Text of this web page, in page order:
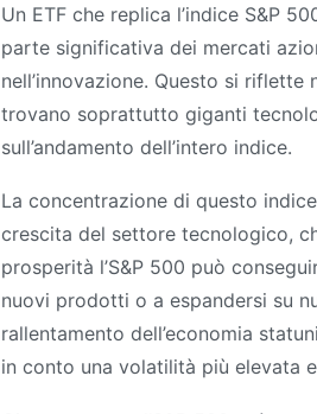
Un ETF che replica l’indice S&P
parte significativa dei mercati
nell’innovazione. Questo si
trovano soprattutto giganti
sull’andamento dell’intero indice.
La concentrazione di questo
crescita del settore tecnologico,
prosperità l’S&P 500 può
nuovi prodotti o a espandersi su
rallentamento dell’economia
in conto una volatilità più elevata